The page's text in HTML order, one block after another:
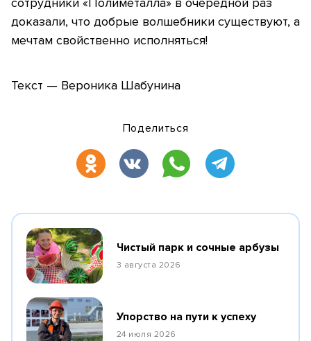
доказали, что добрые волшебники существуют, а
мечтам свойственно исполняться!
Текст — Вероника Шабунина
Поделиться
Чистый парк и сочные арбузы
3 августа 2026
Упорство на пути к успеху
24 июля 2026